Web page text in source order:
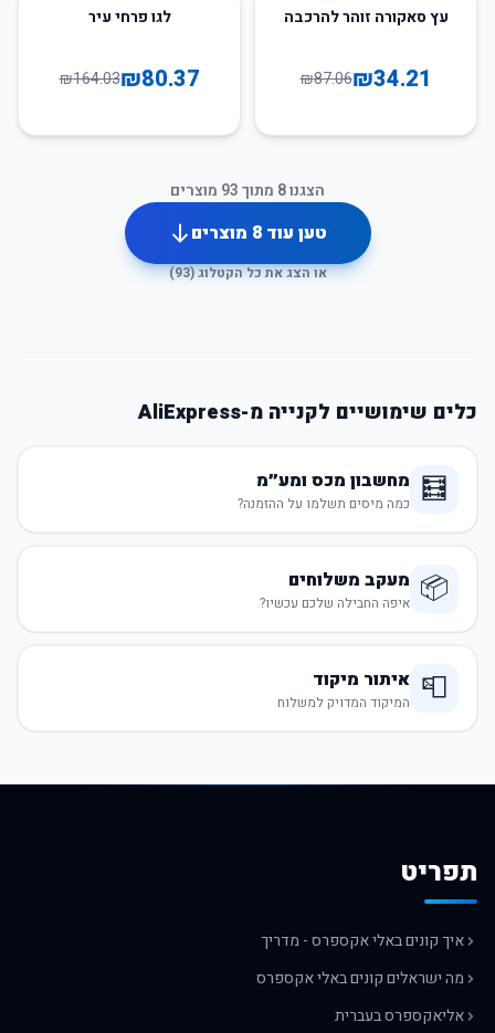
61
עץ סאקורה זוהר להרכבה
₪34.21
₪87.06
לגו פרחי עיר
₪80.37
₪164.03
הצגנו8 מתוך93 מוצרים
טען עוד8 מוצרים
או הצג את כל הקטלוג (93
)
כלים שימושיים לקנייה מ-AliExpress
🧮 מחשבון מכס ומע״מ
כמה מיסים תשלמו על ההזמנה?
📦 מעקב משלוחים
איפה החבילה שלכם עכשיו?
📮 איתור מיקוד
המיקוד המדויק למשלוח
תפריט
איך קונים באלי אקספרס - מדריך
מה ישראלים קונים באלי אקספרס
אליאקספרס בעברית